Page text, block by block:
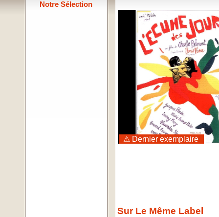
Notre Sélection
⚠ Dernier exemplaire
Sur Le Même Label